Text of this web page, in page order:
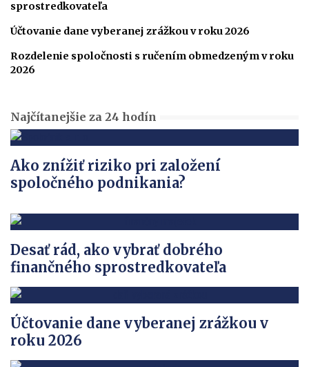
sprostredkovateľa
Účtovanie dane vyberanej zrážkou v roku 2026
Rozdelenie spoločnosti s ručením obmedzeným v roku
2026
Najčítanejšie za 24 hodín
Ako znížiť riziko pri založení
spoločného podnikania?
Desať rád, ako vybrať dobrého
finančného sprostredkovateľa
Účtovanie dane vyberanej zrážkou v
roku 2026